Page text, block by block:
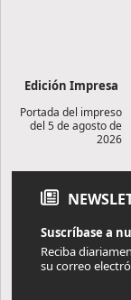
Edición Impresa
Portada del impreso
del 5 de agosto de
2026
Suscríbase a
Reciba
su correo